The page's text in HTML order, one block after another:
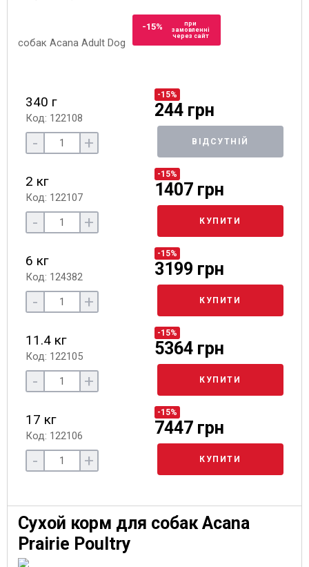
-15%
при
замовленні
через сайт
340 г
Код: 122108
-15%
244 грн
- + ВІДСУТНІЙ
2 кг
Код: 122107
-15%
1407 грн
- + КУПИТИ
6 кг
Код: 124382
-15%
3199 грн
- + КУПИТИ
11.4 кг
Код: 122105
-15%
5364 грн
- + КУПИТИ
17 кг
Код: 122106
-15%
7447 грн
- + КУПИТИ
Сухой корм для собак Acana
Prairie Poultry